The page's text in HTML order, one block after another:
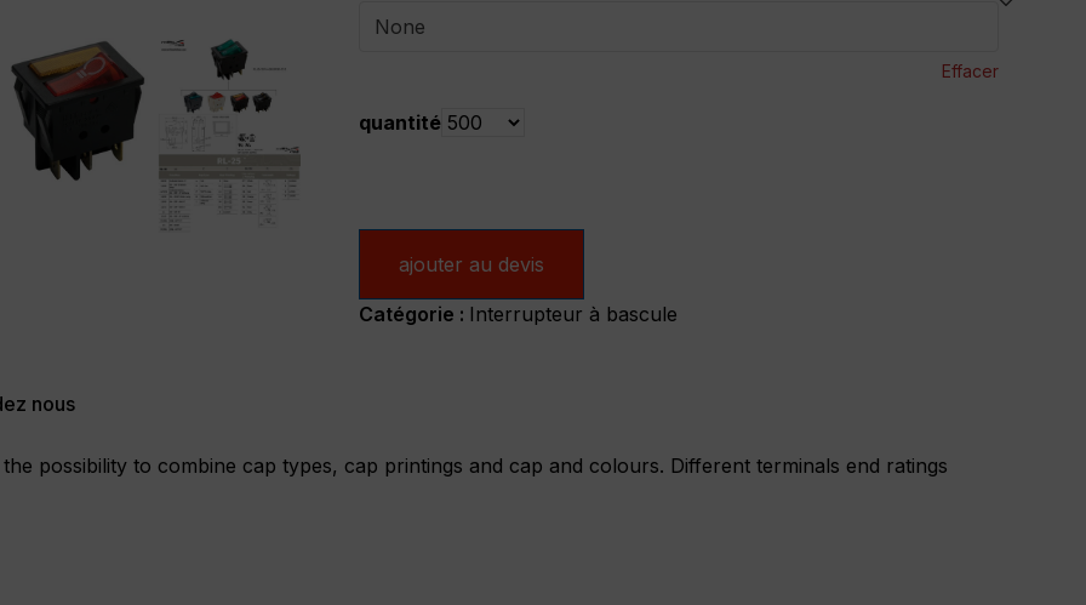
Effacer
quantitéQuantité
ajouter au devis
Catégorie : Interrupteur à bascule
nous
possibility to combine cap types, cap printings and cap and colours. Different terminals end ratings